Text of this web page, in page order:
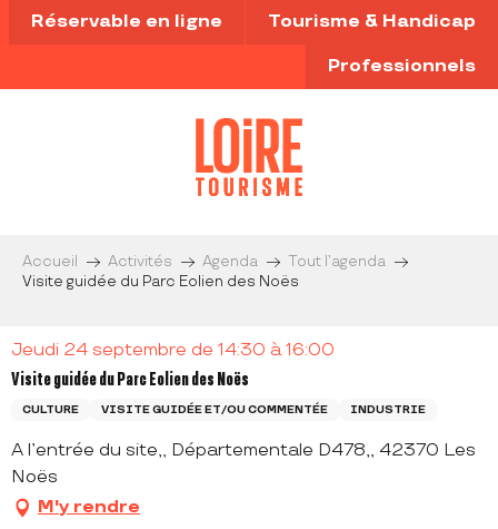
Aller
au
principal
Réservable en ligne Tourisme & Handicap
Professionnels
Accueil Activités Agenda
Tout l’agenda
Visite guidée du Parc Eolien des Noës
Jeudi 24 septembre de 14:30 à 16:00
Visite guidée du Parc Eolien des Noës
CULTURE VISITE GUIDÉE ET/OU COMMENTÉE INDUSTRIE
A l’entrée du site,, Départementale D478,, 42370 Les
Noës
M'y rendre